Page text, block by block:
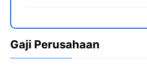
Gaji Perusahaan